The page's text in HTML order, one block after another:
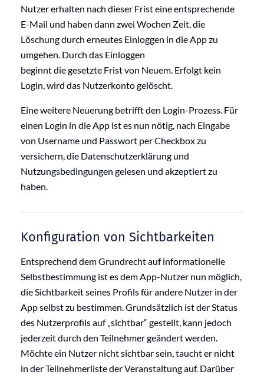
Nutzer erhalten nach dieser Frist eine entsprechende
E-Mail und haben dann zwei Wochen Zeit, die
Löschung durch erneutes Einloggen in die App zu
umgehen. Durch das Einloggen
beginntdiegesetzte Fristvon Neuem. Erfolgt kein
Login, wird das Nutzerkonto gelöscht.
Eine weitere Neuerung betrifft den Login-Prozess. Für
einen Login in die App ist es nun nötig, nach Eingabe
von Username und Passwort per Checkbox zu
versichern, die Datenschutzerklärung und
Nutzungsbedingungen gelesen und akzeptiert zu
haben.
Konfiguration von Sichtbarkeiten
Entsprechend dem Grundrecht auf informationelle
Selbstbestimmung ist es dem App-Nutzer nun möglich,
die Sichtbarkeit seines Profils für andere Nutzer in der
App selbst zu bestimmen.Grundsätzlich ist der Status
des Nutzerprofils auf „sichtbar“ gestellt, kann jedoch
jederzeitdurch den Teilnehmer geändert werden.
Möchte ein Nutzer nicht sichtbar sein, taucht er nicht
in der Teilnehmerliste der Veranstaltung auf. Darüber